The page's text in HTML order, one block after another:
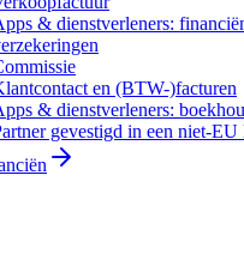
& dienstverleners:
en (BTW-)facturen
& dienstverleners:
gevestigd in een niet-EU